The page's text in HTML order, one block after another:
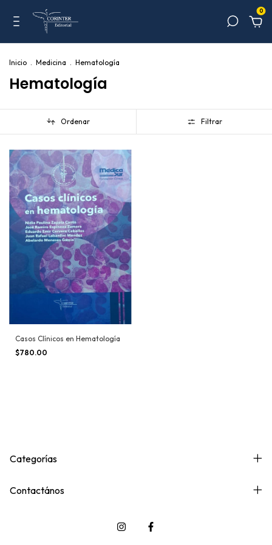
0
Inicio . Medicina . Hematología
Hematología
Ordenar Filtrar
Casos Clínicos en Hematología
$780.00
Categorías
Contactános